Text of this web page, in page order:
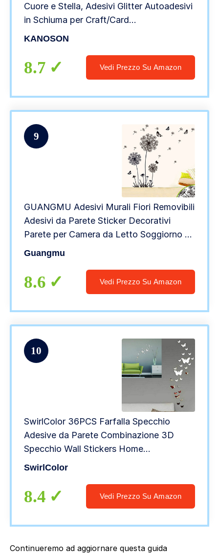
Cuore e Stella, Adesivi Glitter Autoadesivi
in Schiuma per Craft/Card
making/Scrapbook/Wall decoration
KANOSON
8.7 Vedi Prezzo Su Amazon
9
GUANGMU Adesivi Murali Fiori Removibili
Adesivi da Parete Sticker Decorativi
Parete per Camera da Letto Soggiorno –
Adesivo Tarassaco
Guangmu
8.6 Vedi Prezzo Su Amazon
10
SwirlColor 36PCS Farfalla Specchio
Adesive da Parete Combinazione 3D
Specchio Wall Stickers Home
Decoration(Argento)
SwirlColor
8.4 Vedi Prezzo Su Amazon
Continueremo ad aggiornare questa guida